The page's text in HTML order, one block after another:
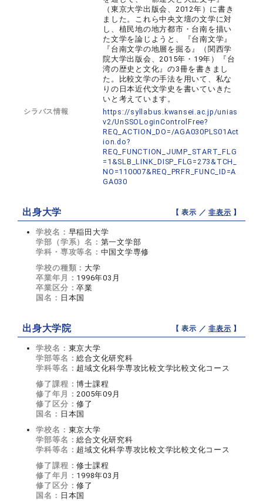
（東京大学出版会、2012年）に書き
ました。これら中央文壇の文学に対
し、植民地の地方都市・台南を描い
た文学を論じようと、『台南文学』
『台南文学の地層を掘る』（関西学
院大学出版会、2015年・19年）『台
湾の歴史と文化』の3冊を書きまし
た。比較文学の手法を用いて、私な
りの日本近代文学史を書いていきた
いと考えています。
シラバス情報
https://syllabus.kwansei.ac.jp/unias
v2/UnSSOLoginControlFree?
REQ_ACTION_DO=/AGA030PLS01Act
ion.do?
REQ_FUNCTION_JUMP_START_FLG
=1&SLB_LINK_DISP_FLG=273&TCH_
NO=110007&REQ_PRFR_FUNC_ID=A
GA030
出身大学 【 表示 ／非表示 】
学校名： 早稲田大学
学部（学系）名： 第一文学部
学科・専攻等名： 中国文学専修
学校の種類： 大学
卒業年月： 1996年03月
卒業区分：卒業
国名： 日本国
出身大学院 【 表示 ／非表示 】
学校名： 東京大学
学部等名：総合文化研究科
学科等名： 超域文化科学専攻比較文学比較文化コース
修了課程：博士課程
修了年月：2005年09月
修了区分：修了
国名： 日本国
学校名： 東京大学
学部等名：総合文化研究科
学科等名： 超域文化科学専攻比較文学比較文化コース
修了課程：修士課程
修了年月： 1998年03月
修了区分：修了
国名： 日本国